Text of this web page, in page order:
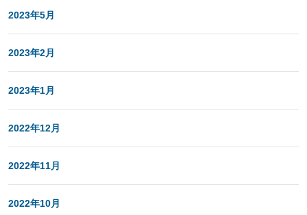
2023年5月
2023年2月
2023年1月
2022年12月
2022年11月
2022年10月